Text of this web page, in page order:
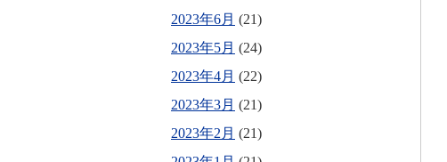
2023年6月 (21)
2023年5月 (24)
2023年4月 (22)
2023年3月 (21)
2023年2月 (21)